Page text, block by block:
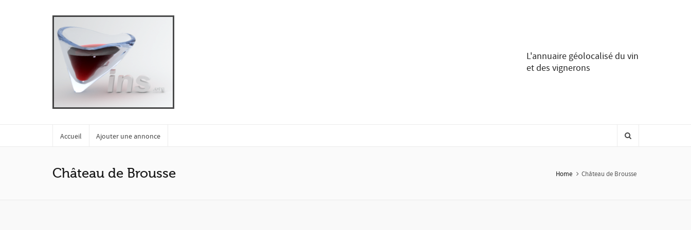
L'annuaire géolocalisé du vin
et des vignerons
Accueil Ajouter une annonce
Château de Brousse Home Château de Brousse